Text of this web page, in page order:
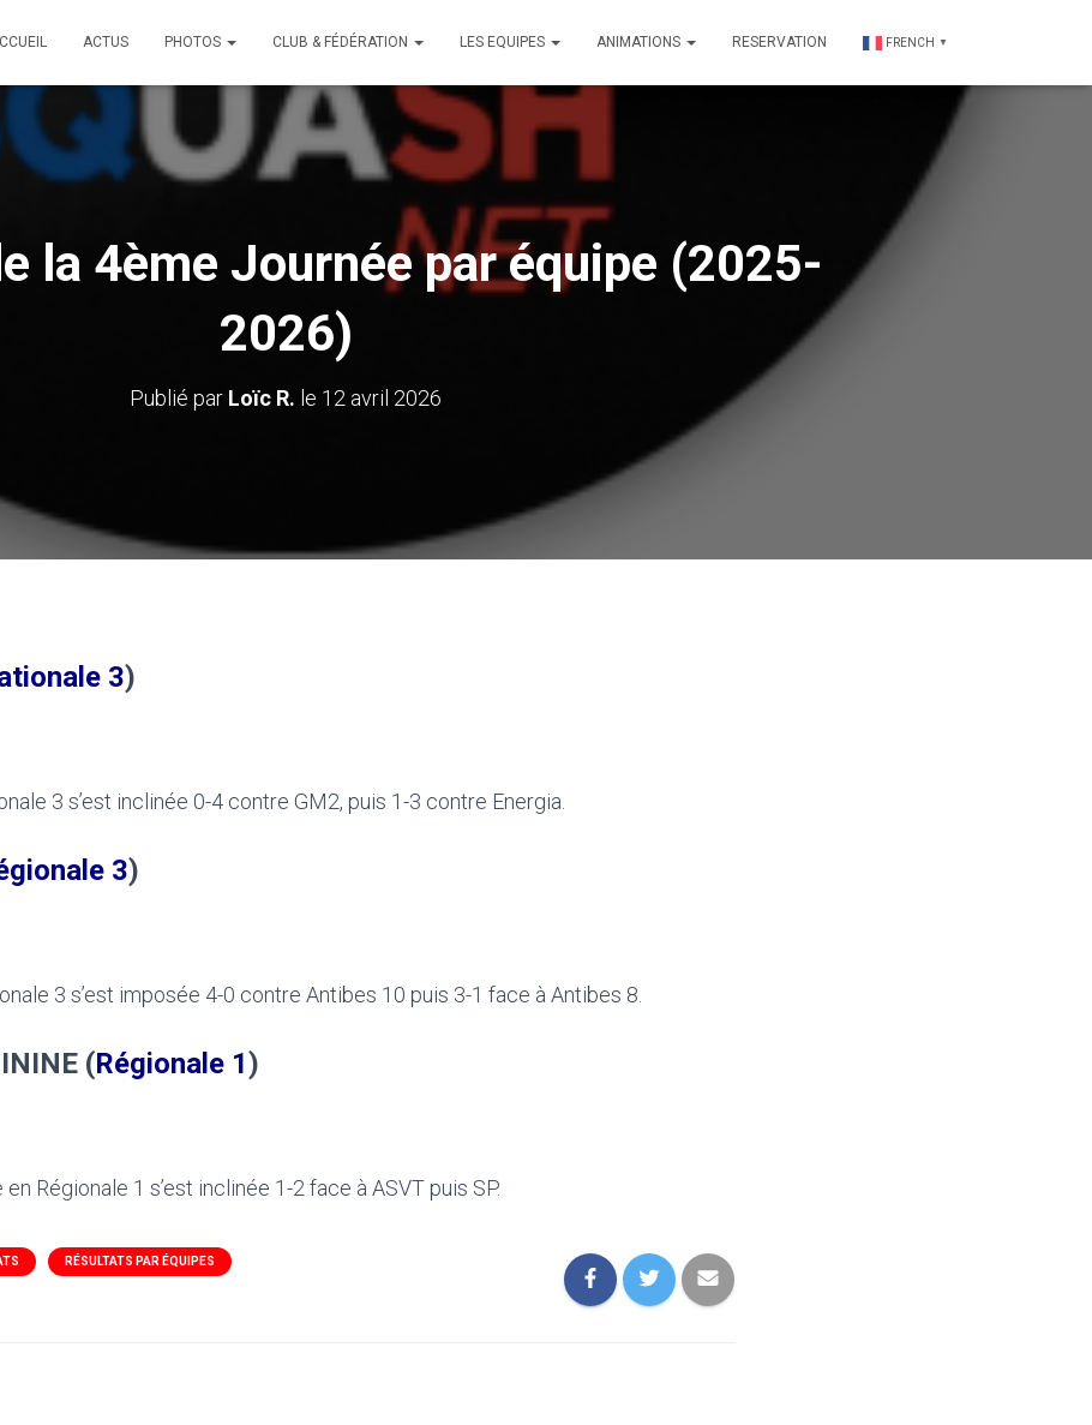
ACTUS PHOTOS CLUB & FÉDÉRATION LES EQUIPES ANIMATIONS RESERVATION FRENCH ▼
la 4ème Journée par équipe (2025-
2026)
Publié par Loïc R. le 12 avril 2026
3)
3 s’est inclinée 0-4 contre GM2, puis 1-3 contre Energia.
3)
3 s’est imposée 4-0 contre Antibes 10 puis 3-1 face à Antibes 8.
(Régionale 1)
en Régionale 1 s’est inclinée 1-2 face à ASVT puis SP.
RÉSULTATS PAR ÉQUIPES